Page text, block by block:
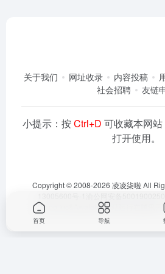
关于我们 网址收录 内容投稿
社会招聘
友链
小提示：按Ctrl+D 可收藏本网
打开使用。
Copyright © 2008-2026 凌凌柒啦 All
Dlaoo.Inc
Awalab| 本站运行在
首页 导航